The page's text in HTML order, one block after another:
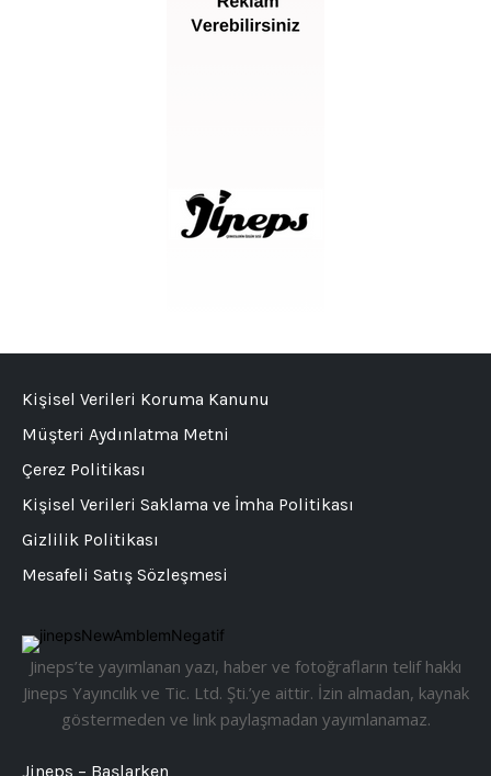
Jineps’te yayımlanan yazı, haber ve fotoğrafların telif hakkı
Jineps Yayıncılık ve Tic. Ltd. Şti.’ye aittir. İzin almadan, kaynak
göstermeden ve link paylaşmadan yayımlanamaz.
Jineps – Başlarken
Kişisel Verileri Koruma Kanunu
Müşteri Aydınlatma Metni
Çerez Politikası
Kişisel Verileri Saklama ve İmha Politikası
Gizlilik Politikası
Mesafeli Satış Sözleşmesi